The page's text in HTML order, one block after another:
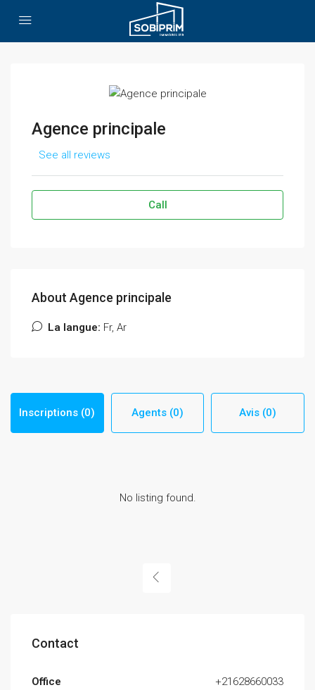
Agence principale
See all reviews
Call
About Agence principale
La langue: Fr, Ar
Inscriptions (0) Agents (0) Avis (0)
No listing found.
Contact
Office
+21628660033